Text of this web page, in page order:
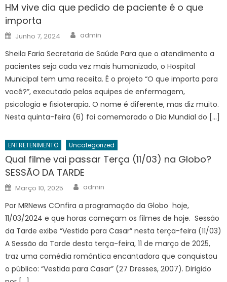
HM vive dia que pedido de paciente é o que
importa
Posted
on
Junho 7, 2024 Author
admin
Sheila Faria Secretaria de Saúde Para que o atendimento a
pacientes seja cada vez mais humanizado, o Hospital
Municipal tem uma receita. É o projeto “O que importa para
você?”, executado pelas equipes de enfermagem,
psicologia e fisioterapia. O nome é diferente, mas diz muito.
Nesta quinta-feira (6) foi comemorado o Dia Mundial do […]
ENTRETENIMENTO Uncategorized
Qual filme vai passar Terça (11/03) na Globo?
SESSÃO DA TARDE
Posted
on
Março 10, 2025 Author
admin
Por MRNews COnfira a programação da Globo hoje,
11/03/2024 e que horas começam os filmes de hoje. Sessão
da Tarde exibe “Vestida para Casar” nesta terça-feira (11/03)
A Sessão da Tarde desta terça-feira, 11 de março de 2025,
traz uma comédia romântica encantadora que conquistou
o público: “Vestida para Casar” (27 Dresses, 2007). Dirigido